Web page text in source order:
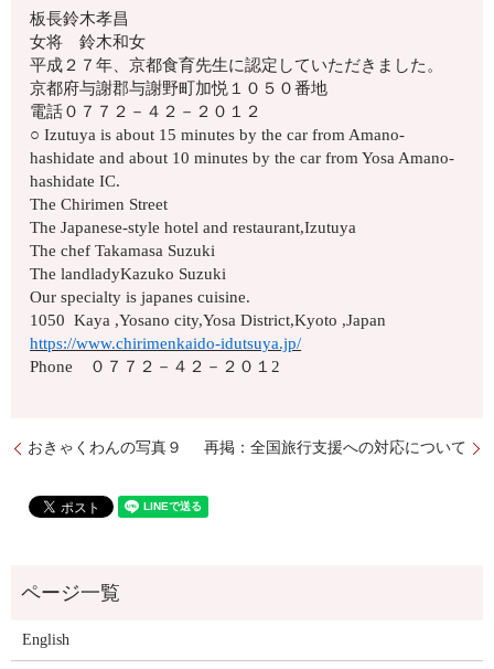
板長鈴木孝昌
女将 鈴木和女
平成２７年、京都食育先生に認定していただきました。
京都府与謝郡与謝野町加悦１０５０番地
電話０７７２－４２－２０１２
○ Izutuya is about 15 minutes by the car from Amano-
hashidate and about 10 minutes by the car from Yosa Amano-
hashidate IC.
The Chirimen Street
The Japanese-style hotel and restaurant,Izutuya
The chef Takamasa Suzuki
The landladyKazuko Suzuki
Our specialty is japanes cuisine.
1050 Kaya ,Yosano city,Yosa District,Kyoto ,Japan
https://www.chirimenkaido-idutsuya.jp/
Phone ０７７２－４２－２０１2
おきゃくわんの写真９ 再掲：全国旅行支援への対応について
English